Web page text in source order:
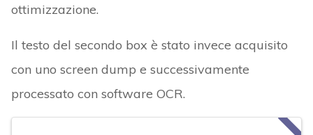
ottimizzazione.
Il testo del secondo box è stato invece acquisito
con uno screen dump e successivamente
processato con software OCR.